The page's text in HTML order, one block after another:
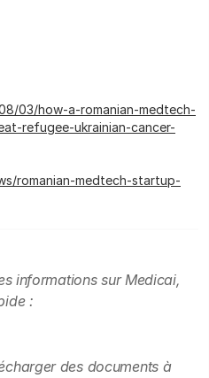
03/how-a-romanian-medtech-
refugee-ukrainian-cancer-
romanian-medtech-startup-
informations sur Medicai,
:
des documents à